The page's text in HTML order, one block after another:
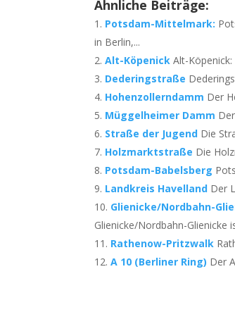
Ähnliche Beiträge:
Potsdam-Mittelmark:
in Berlin,...
Alt-Köpenick Alt-
Dederingstraße
Hohenzollerndamm Der
Müggelheimer Damm
Straße der Jugend Die
Holzmarktstraße Die
Potsdam-Babelsberg
Landkreis Havelland Der
Glienicke/Nordbahn-
Glienicke/Nordbahn-Glienicke
Rathenow-Pritzwalk
A 10 (Berliner Ring) Der